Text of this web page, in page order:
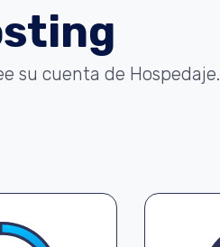
su cuenta de Hospedaje.